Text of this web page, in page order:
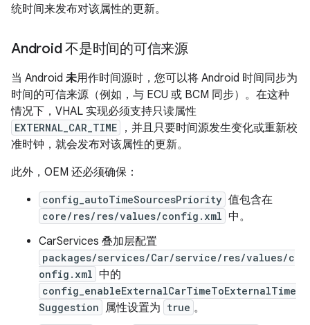
统时间来发布对该属性的更新。
Android 不是时间的可信来源
当 Android 未用作时间源时，您可以将 Android 时间同步为
时间的可信来源（例如，与 ECU 或 BCM 同步）。在这种
情况下，VHAL 实现必须支持只读属性
EXTERNAL_CAR_TIME
，并且只要时间源发生变化或重新校
准时钟，就会发布对该属性的更新。
此外，OEM 还必须确保：
config_autoTimeSourcesPriority 值包含在
core/res/res/values/config.xml 中。
CarServices 叠加层配置
packages/services/Car/service/res/values/c
onfig.xml 中的
config_enableExternalCarTimeToExternalTime
Suggestion 属性设置为 true 。